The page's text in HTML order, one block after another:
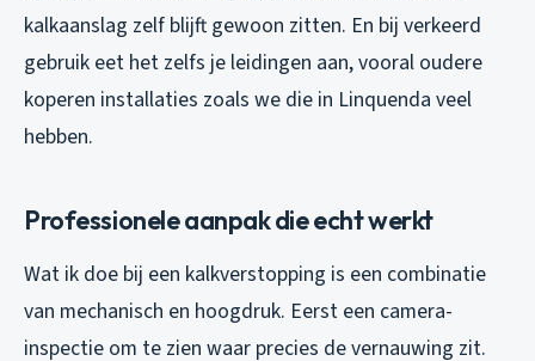
kalkaanslag zelf blijft gewoon zitten. En bij verkeerd
gebruik eet het zelfs je leidingen aan, vooral oudere
koperen installaties zoals we die in Linquenda veel
hebben.
Professionele aanpak die echt werkt
Wat ik doe bij een kalkverstopping is een combinatie
van mechanisch en hoogdruk. Eerst een camera-
inspectie om te zien waar precies de vernauwing zit.